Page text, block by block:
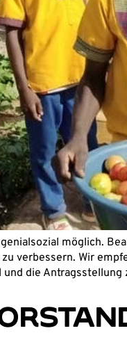
möglich.
verbessern. Wir
die